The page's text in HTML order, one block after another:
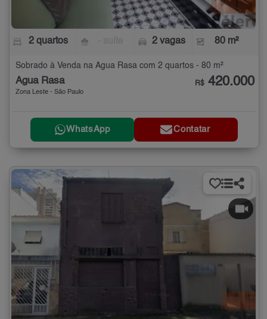
2 quartos 2 vagas 80 m²
Sobrado à Venda na Água Rasa com 2 quartos - 80 m²
Água Rasa
Zona Leste - São Paulo
R$ 420.000
WhatsApp Contatar